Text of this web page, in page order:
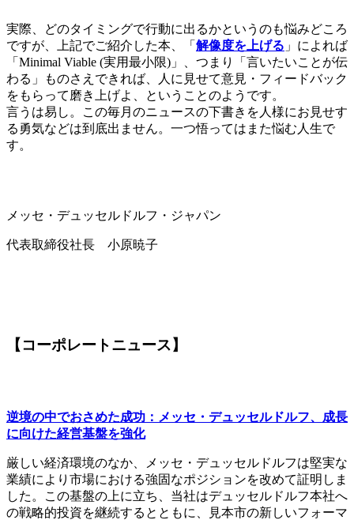
実際、どのタイミングで行動に出るかというのも悩みどころ
ですが、上記でご紹介した本、「 解像度を上げる 」によれば
「Minimal Viable (実用最小限)」、つまり「言いたいことが伝
わる」ものさえできれば、人に見せて意見・フィードバック
をもらって磨き上げよ、ということのようです。
言うは易し。この毎月のニュースの下書きを人様にお見せす
る勇気などは到底出ません。一つ悟ってはまた悩む人生で
す。
メッセ・デュッセルドルフ・ジャパン
代表取締役社長 小原暁子
【コーポレートニュース】
逆境の中でおさめた成功：メッセ・デュッセルドルフ、成長
に向けた経営基盤を強化
厳しい経済環境のなか、メッセ・デュッセルドルフは堅実な
業績により市場における強固なポジションを改めて証明しま
した。この基盤の上に立ち、当社はデュッセルドルフ本社へ
の戦略的投資を継続するとともに、見本市の新しいフォーマ